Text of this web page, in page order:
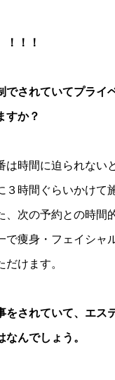
！！！
されていてプライ
すか？
時間に迫られない
３時間ぐらいかけて
、次の予約との時間
で痩身・フェイシャ
だけます。
されていて、エス
んでしょう。